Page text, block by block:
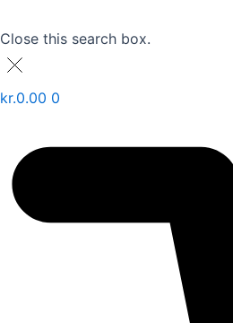
Close this search box.
kr.0.00 0